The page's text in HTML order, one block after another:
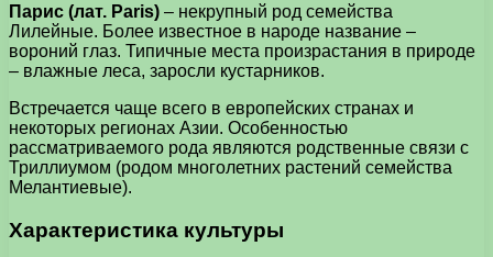
Парис (лат. Paris) – некрупный род семейства
Лилейные. Более известное в народе название –
вороний глаз. Типичные места произрастания в природе
– влажные леса, заросли кустарников.
Встречается чаще всего в европейских странах и
некоторых регионах Азии. Особенностью
рассматриваемого рода являются родственные связи с
Триллиумом (родом многолетних растений семейства
Мелантиевые).
Характеристика культуры